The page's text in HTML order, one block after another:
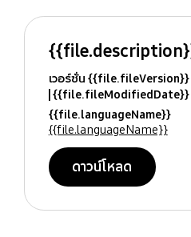
เวอร์ชั่น {{file.fileVersion}}
{{file.fileModifiedDate}}
{{file.languageName}}
{{file.languageName}}
ดาวน์โหลด